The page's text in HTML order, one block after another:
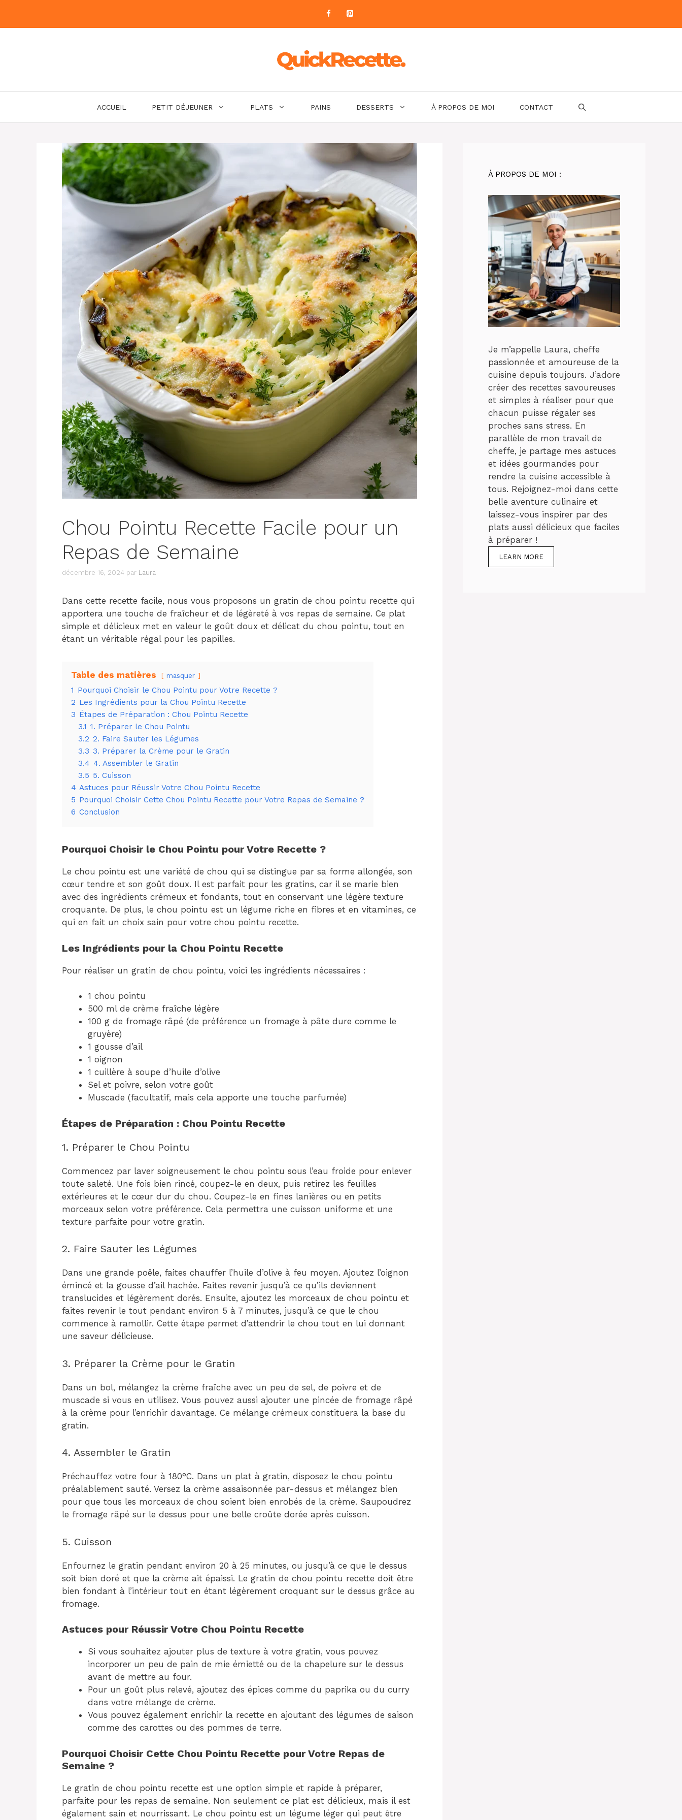
contenu
ACCUEIL PETIT DÉJEUNER PLATS PAINS DESSERTS À PROPOS DE MOI CONTACT
Chou Pointu Recette Facile pour un
Repas de Semaine
décembre 16, 2024 par Laura
Dans cette recette facile, nous vous proposons un gratin de chou pointu recette qui
apportera une touche de fraîcheur et de légèreté à vos repas de semaine. Ce plat
simple et délicieux met en valeur le goût doux et délicat du chou pointu, tout en
étant un véritable régal pour les papilles.
Table des matières masquer
1 Pourquoi Choisir le Chou Pointu pour Votre Recette ?
2 Les Ingrédients pour la Chou Pointu Recette
3 Étapes de Préparation : Chou Pointu Recette
3.1 1. Préparer le Chou Pointu
3.2 2. Faire Sauter les Légumes
3.3 3. Préparer la Crème pour le Gratin
3.4 4. Assembler le Gratin
3.5 5. Cuisson
4 Astuces pour Réussir Votre Chou Pointu Recette
5 Pourquoi Choisir Cette Chou Pointu Recette pour Votre Repas de Semaine ?
6 Conclusion
Pourquoi Choisir le Chou Pointu pour Votre Recette ?
Le chou pointu est une variété de chou qui se distingue par sa forme allongée, son
cœur tendre et son goût doux. Il est parfait pour les gratins, car il se marie bien
avec des ingrédients crémeux et fondants, tout en conservant une légère texture
croquante. De plus, le chou pointu est un légume riche en fibres et en vitamines, ce
qui en fait un choix sain pour votre chou pointu recette.
Les Ingrédients pour la Chou Pointu Recette
Pour réaliser un gratin de chou pointu, voici les ingrédients nécessaires :
1 chou pointu
500 ml de crème fraîche légère
100 g de fromage râpé (de préférence un fromage à pâte dure comme le
gruyère)
1 gousse d’ail
1 oignon
1 cuillère à soupe d’huile d’olive
Sel et poivre, selon votre goût
Muscade (facultatif, mais cela apporte une touche parfumée)
Étapes de Préparation : Chou Pointu Recette
1. Préparer le Chou Pointu
Commencez par laver soigneusement le chou pointu sous l’eau froide pour enlever
toute saleté. Une fois bien rincé, coupez-le en deux, puis retirez les feuilles
extérieures et le cœur dur du chou. Coupez-le en fines lanières ou en petits
morceaux selon votre préférence. Cela permettra une cuisson uniforme et une
texture parfaite pour votre gratin.
2. Faire Sauter les Légumes
Dans une grande poêle, faites chauffer l’huile d’olive à feu moyen. Ajoutez l’oignon
émincé et la gousse d’ail hachée. Faites revenir jusqu’à ce qu’ils deviennent
translucides et légèrement dorés. Ensuite, ajoutez les morceaux de chou pointu et
faites revenir le tout pendant environ 5 à 7 minutes, jusqu’à ce que le chou
commence à ramollir. Cette étape permet d’attendrir le chou tout en lui donnant
une saveur délicieuse.
3. Préparer la Crème pour le Gratin
Dans un bol, mélangez la crème fraîche avec un peu de sel, de poivre et de
muscade si vous en utilisez. Vous pouvez aussi ajouter une pincée de fromage râpé
à la crème pour l’enrichir davantage. Ce mélange crémeux constituera la base du
gratin.
4. Assembler le Gratin
Préchauffez votre four à 180°C. Dans un plat à gratin, disposez le chou pointu
préalablement sauté. Versez la crème assaisonnée par-dessus et mélangez bien
pour que tous les morceaux de chou soient bien enrobés de la crème. Saupoudrez
le fromage râpé sur le dessus pour une belle croûte dorée après cuisson.
5. Cuisson
Enfournez le gratin pendant environ 20 à 25 minutes, ou jusqu’à ce que le dessus
soit bien doré et que la crème ait épaissi. Le gratin de chou pointu recette doit être
bien fondant à l’intérieur tout en étant légèrement croquant sur le dessus grâce au
fromage.
Astuces pour Réussir Votre Chou Pointu Recette
Si vous souhaitez ajouter plus de texture à votre gratin, vous pouvez
incorporer un peu de pain de mie émietté ou de la chapelure sur le dessus
avant de mettre au four.
Pour un goût plus relevé, ajoutez des épices comme du paprika ou du curry
dans votre mélange de crème.
Vous pouvez également enrichir la recette en ajoutant des légumes de saison
comme des carottes ou des pommes de terre.
Pourquoi Choisir Cette Chou Pointu Recette pour Votre Repas de
Semaine ?
Le gratin de chou pointu recette est une option simple et rapide à préparer,
parfaite pour les repas de semaine. Non seulement ce plat est délicieux, mais il est
également sain et nourrissant. Le chou pointu est un légume léger qui peut être
À PROPOS DE MOI :
Je m’appelle Laura, cheffe
passionnée et amoureuse de la
cuisine depuis toujours. J’adore
créer des recettes savoureuses
et simples à réaliser pour que
chacun puisse régaler ses
proches sans stress. En
parallèle de mon travail de
cheffe, je partage mes astuces
et idées gourmandes pour
rendre la cuisine accessible à
tous. Rejoignez-moi dans cette
belle aventure culinaire et
laissez-vous inspirer par des
plats aussi délicieux que faciles
à préparer !
LEARN MORE